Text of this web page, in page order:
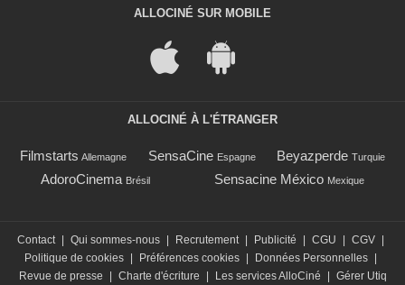
ALLOCINÉ SUR MOBILE
ALLOCINÉ À L'ÉTRANGER
Filmstarts Allemagne SensaCine Espagne Beyazperde Turquie
AdoroCinema Brésil Sensacine México Mexique
Contact Qui sommes-nous Recrutement Publicité CGU CGV
Politique de cookies
Préférences cookies Données Personnelles
Revue de presse
Charte d'écriture Les services AlloCiné Gérer Utiq